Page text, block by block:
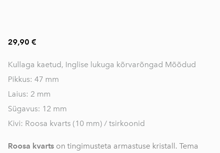
29,90 €
Kullaga kaetud, Inglise lukuga kõrvarõngad Mõõdud
Pikkus: 47 mm
Laius: 2 mm
Sügavus: 12 mm
Kivi: Roosa kvarts (10 mm) / tsirkoonid
Roosa kvarts on tingimusteta armastuse kristall. Tema